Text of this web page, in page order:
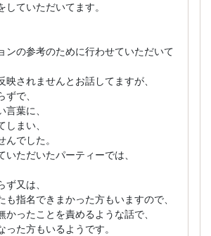
していただいてます。
ンの参考のために行わせていただいて
映されませんとお話してますが、
で、
葉に、
まい、
でした。
いただいたパーティーでは、
又は、
も指名できまかった方もいますので、
かったことを責めるような話で、
った方もいるようです。